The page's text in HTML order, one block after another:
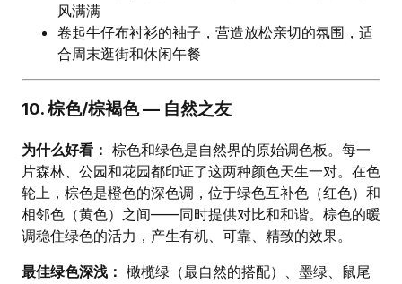
风满满
卷起牛仔布衬衫的袖子，营造放松亲切的氛围，适
合周末逛街和休闲午餐
10. 棕色/棕褐色 — 自然之友
为什么好看： 棕色和绿色是自然界的原始调色板。每一
片森林、公园和花园都印证了这两种颜色天生一对。在色
轮上，棕色是橙色的深色调，位于绿色互补色（红色）和
相邻色（黄色）之间——同时提供对比和和谐。棕色的暖
调稳住绿色的活力，产生有机、可靠、精致的效果。
最佳绿色深浅： 橄榄绿（最自然的搭配）、墨绿、鼠尾